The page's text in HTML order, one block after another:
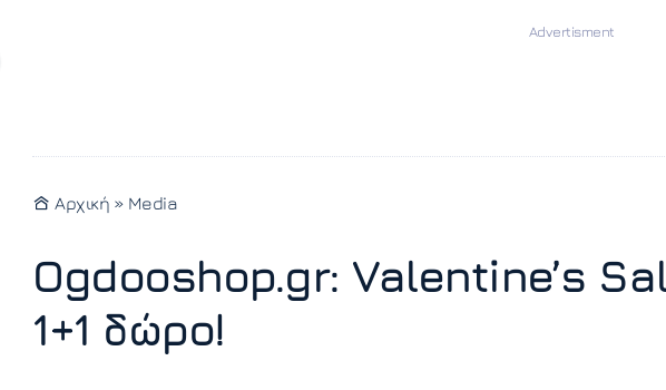
Αρχική » Media
Ogdooshop.gr: Valentine’s
1+1 δώρο!